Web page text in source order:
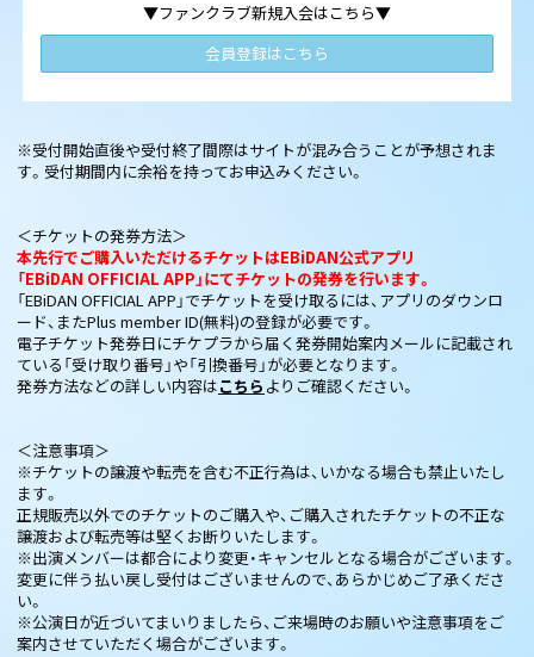
▼ファンクラブ新規入会はこちら▼
会員登録はこちら
※受付開始直後や受付終了間際はサイトが混み合うことが予想されま
す。受付期間内に余裕を持ってお申込みください。
＜チケットの発券方法＞
本先行でご購入いただけるチケットはEBiDAN公式アプリ
「EBiDAN OFFICIAL APP」にてチケットの発券を行います。
「EBiDAN OFFICIAL APP」でチケットを受け取るには、アプリのダウンロ
ード、またPlus member ID(無料)の登録が必要です。
電子チケット発券日にチケプラから届く発券開始案内メールに記載され
ている「受け取り番号」や「引換番号」が必要となります。
発券方法などの詳しい内容はこちら よりご確認ください。
＜注意事項＞
※チケットの譲渡や転売を含む不正行為は、いかなる場合も禁止いたし
ます。
正規販売以外でのチケットのご購入や、ご購入されたチケットの不正な
譲渡および転売等は堅くお断りいたします。
※出演メンバーは都合により変更・キャンセルとなる場合がございます。
変更に伴う払い戻し受付はございませんので、あらかじめご了承くださ
い。
※公演日が近づいてまいりましたら、ご来場時のお願いや注意事項をご
案内させていただく場合がございます。